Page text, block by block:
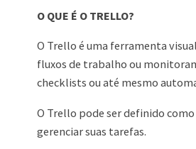
O QUE É O TRELLO?
O Trello é uma ferramenta
fluxos de trabalho ou
checklists ou até mesmo
O Trello pode ser definido
gerenciar suas tarefas.